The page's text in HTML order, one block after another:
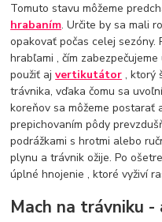
Tomuto stavu môžeme
hrabaním. Určite by sa mali
opakovať počas celej sezóny.
hrabľami , čím
použiť ajvertikutátor , ktorý
trávnika, vďaka čomu sa
koreňov sa môžeme postarať
prepichovaním pôdy
podrážkami s hrotmi alebo
plynu a trávnik ožije. Po
úplné hnojenie , ktoré vyživí
Mach na trávniku -